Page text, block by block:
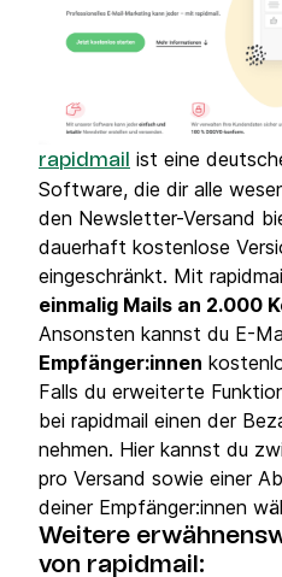
rapidmail
ist eine
Software, die dir alle
den Newsletter-Versand
dauerhaft kostenlose
eingeschränkt. Mit
einmalig Mails an 2.000
Ansonsten kannst du E-
Empfänger:innen
Falls du erweiterte
bei rapidmail einen der
nehmen. Hier kannst du
pro Versand sowie einer
deiner Empfänger:innen
Weitere
von rapidmail: